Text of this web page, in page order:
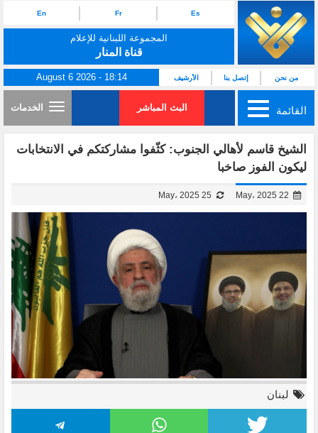
Es
Fr
En
المجموعة اللبنانية للإعلام
قناة المنار
من نحن إتصل بنا الأرشيف August 6 2026 - 18:14
القائمة البث المباشر الخدمات
الشيخ قاسم لأهالي الجنوب: كثّفوا مشاركتكم في الانتخابات
ليكون الفوز صاخبا
لبنان